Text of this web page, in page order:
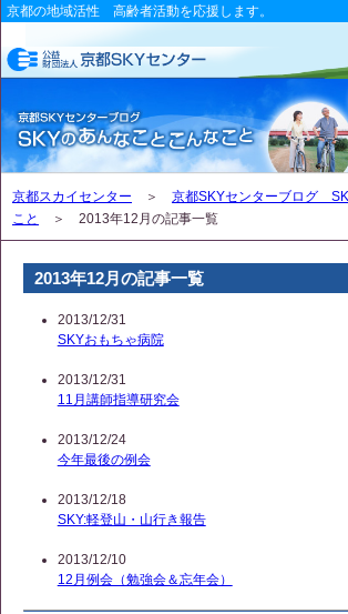
京都の地域活性 高齢者活動を応援します。
京都スカイセンター ＞ 京都SKYセンターブログ
こと
＞ 2013年12月の記事一覧
2013年12月の記事一覧
2013/12/31
SKYおもちゃ病院
2013/12/31
11月講師指導研究会
2013/12/24
今年最後の例会
2013/12/18
SKY:軽登山・山行き報告
2013/12/10
12月例会（勉強会＆忘年会）